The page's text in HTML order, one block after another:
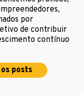
por
de contribuir
contínuo
posts